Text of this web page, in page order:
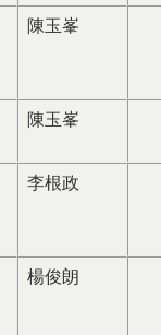
陳玉峯
陳玉峯
李根政
楊俊朗